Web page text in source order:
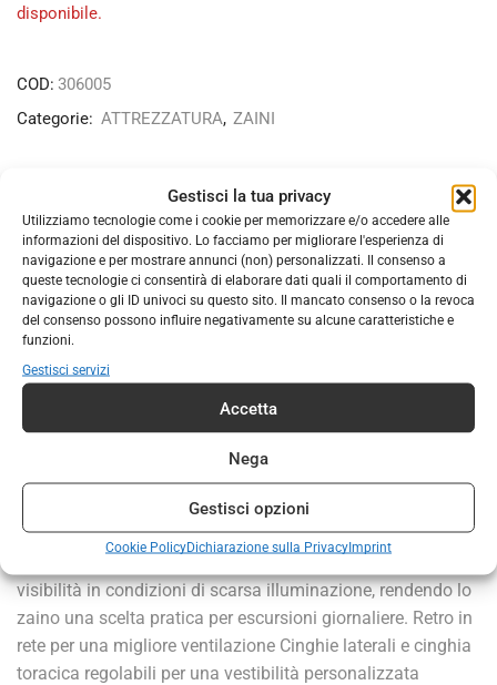
Gestisci la tua privacy
Utilizziamo tecnologie come i cookie per memorizzare e/o accedere alle
informazioni del dispositivo. Lo facciamo per migliorare l'esperienza di
navigazione e per mostrare annunci (non) personalizzati. Il consenso a
queste tecnologie ci consentirà di elaborare dati quali il comportamento di
navigazione o gli ID univoci su questo sito. Il mancato consenso o la revoca
del consenso possono influire negativamente su alcune caratteristiche e
funzioni.
Gestisci servizi
Accetta
Nega
Gestisci opzioni
Cookie PolicyDichiarazione sulla PrivacyImprint
disponibile.
COD: 306005
Categorie: ATTREZZATURA, ZAINI
INFORMAZIONI AGGIUNTIVE
Lo zaino Paladen II di Regatta è un versatile zaino da
giorno, ideale per diverse attività all’aperto. Con un volume
di 35 litri, offre ampio spazio per oggetti personali, mentre il
resistente tessuto in poliestere ripstop garantisce durata.
Lo zaino è dotato di un retro in rete che assicura una buona
ventilazione e aumenta il comfort durante il trasporto. Le
cinghie laterali regolabili e la cinghia toracica scorrevole
consentono un adattamento personalizzato, in modo che
lo zaino si adatti in modo sicuro e confortevole. Inoltre,
presenta diverse tasche, tra cui una tasca di sicurezza e
due tasche in rete, che permettono un’organizzazione
visibilità in condizioni di scarsa illuminazione, rendendo lo
zaino una scelta pratica per escursioni giornaliere. Retro in
rete per una migliore ventilazione Cinghie laterali e cinghia
toracica regolabili per una vestibilità personalizzata